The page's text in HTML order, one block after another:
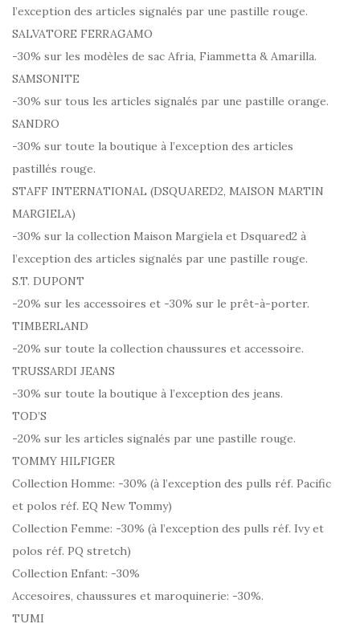
l’exception des articles signalés par une pastille rouge.
SALVATORE FERRAGAMO
-30% sur les modèles de sac Afria, Fiammetta & Amarilla.
SAMSONITE
-30% sur tous les articles signalés par une pastille orange.
SANDRO
-30% sur toute la boutique à l’exception des articles
pastillés rouge.
STAFF INTERNATIONAL (DSQUARED2, MAISON MARTIN
MARGIELA)
-30% sur la collection Maison Margiela et Dsquared2 à
l’exception des articles signalés par une pastille rouge.
S.T. DUPONT
-20% sur les accessoires et -30% sur le prêt-à-porter.
TIMBERLAND
-20% sur toute la collection chaussures et accessoire.
TRUSSARDI JEANS
-30% sur toute la boutique à l’exception des jeans.
TOD’S
-20% sur les articles signalés par une pastille rouge.
TOMMY HILFIGER
Collection Homme: -30% (à l’exception des pulls réf. Pacific
et polos réf. EQ New Tommy)
Collection Femme: -30% (à l’exception des pulls réf. Ivy et
polos réf. PQ stretch)
Collection Enfant: -30%
Accesoires, chaussures et maroquinerie: -30%.
TUMI